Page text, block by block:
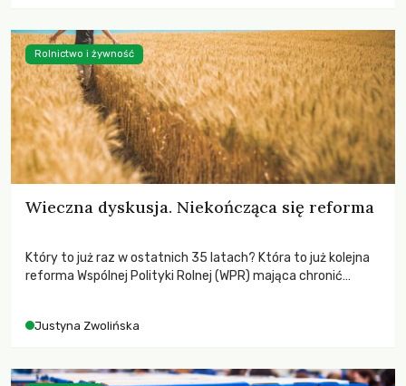
Wieczna dyskusja. Niekończąca się reforma
Który to już raz w ostatnich 35 latach? Która to już kolejna
reforma Wspólnej Polityki Rolnej (WPR) mająca chronić
Justyna Zwolińska
Rolnictwo i żywność